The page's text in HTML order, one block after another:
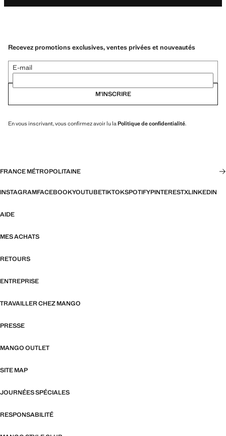
Recevez promotions exclusives, ventes privées et nouveautés
E-mail
M’INSCRIRE
En vous inscrivant, vous confirmez avoir lu la Politique de confidentialité.
FRANCE MÉTROPOLITAINE
INSTAGRAMFACEBOOKYOUTUBETIKTOKSPOTIFYPINTERESTXLINKEDIN
AIDE
MES ACHATS
RETOURS
ENTREPRISE
TRAVAILLER CHEZ MANGO
PRESSE
MANGO OUTLET
SITE MAP
JOURNÉES SPÉCIALES
RESPONSABILITÉ